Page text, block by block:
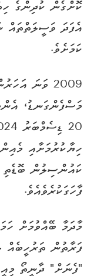
ކޮށްގެން ކުދިންގެ
އެފަދަ ވަސީލަތްތައް
ކަމަށެވެ.
2009
މަސްފެންގަނޑު،
ހިޔާކުރުމަށާއި
ކައުންސިލުން ބޮޑެތި
ފާހަގަކުރެވެއެވެ.
މާދަމާ ބޭއްވުމަށް
ފަރާތުން ތަރުހީބެއް
"ފެނަށް" ދާނީތޯ